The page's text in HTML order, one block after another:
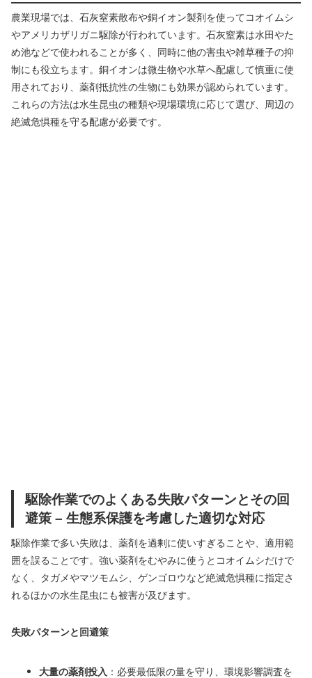
農業現場では、石灰窒素散布や銅イオン製剤を使ってコオイムシ
やアメリカザリガニ駆除が行われています。石灰窒素は水田やた
め池などで使われることが多く、同時に他の害虫や雑草種子の抑
制にも役立ちます。銅イオンは微生物や水草へ配慮して慎重に使
用されており、薬剤抵抗性の生物にも効果が認められています。
これらの方法は水生昆虫の種類や現場環境に応じて選び、周辺の
絶滅危惧種を守る配慮が必要です。
駆除作業でのよくある失敗パターンとその回
避策 – 生態系保護を考慮した適切な対応
駆除作業で多い失敗は、薬剤を過剰に使いすぎることや、適用範
囲を誤ることです。強い薬剤をむやみに使うとコオイムシだけで
なく、タガメやマツモムシ、ゲンゴロウなど絶滅危惧種に指定さ
れるほかの水生昆虫にも被害が及びます。
失敗パターンと回避策
大量の薬剤投入 ：必要最低限の量を守り、環境影響調査を